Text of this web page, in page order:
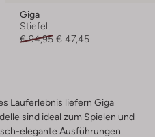
Giga
Stiefel
€ 94,95 € 47,45
Lauferlebnis liefern Giga
sind ideal zum Spielen und
elegante Ausführungen